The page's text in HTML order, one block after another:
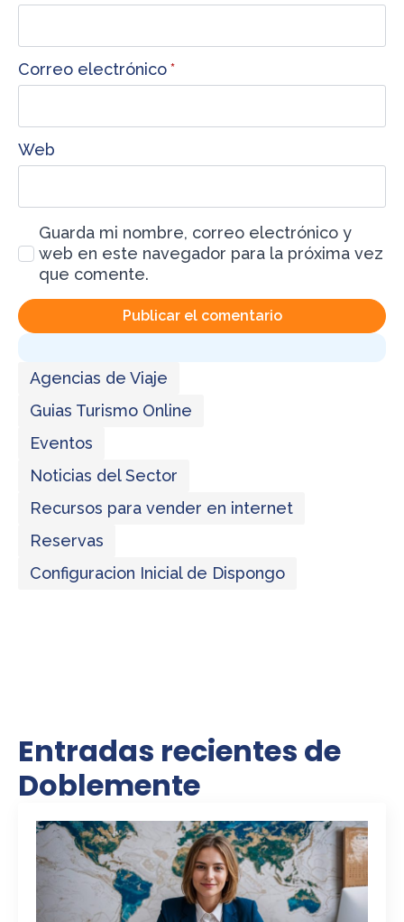
Correo electrónico*
Web
Guarda mi nombre, correo electrónico y
web en este navegador para la próxima vez
que comente.
Agencias de Viaje
Guias Turismo Online
Eventos
Noticias del Sector
Recursos para vender en internet
Reservas
Configuracion Inicial de Dispongo
Entradas recientes de
Doblemente